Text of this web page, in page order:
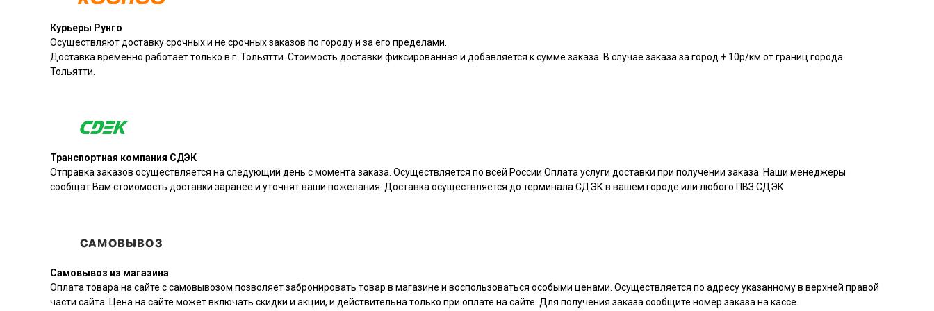
Курьеры Рунго
Осуществляют доставку срочных и не срочных заказов по городу и за его пределами.
Доставка временно работает только в г. Тольятти. Стоимость доставки фиксированная и добавляется к сумме заказа. В случае заказа за город + 10р/км от границ города
Тольятти.
Транспортная компания СДЭК
Отправка заказов осуществляется на следующий день с момента заказа. Осуществляется по всей России Оплата услуги доставки при получении заказа. Наши менеджеры
сообщат Вам стоиомость доставки заранее и уточнят ваши пожелания. Доставка осуществляется до терминала СДЭК в вашем городе или любого ПВЗ СДЭК
Самовывоз из магазина
Оплата товара на сайте с самовывозом позволяет забронировать товар в магазине и воспользоваться особыми ценами. Осуществляется по адресу указанному в верхней правой
части сайта. Цена на сайте может включать скидки и акции, и действительна только при оплате на сайте. Для получения заказа сообщите номер заказа на кассе.